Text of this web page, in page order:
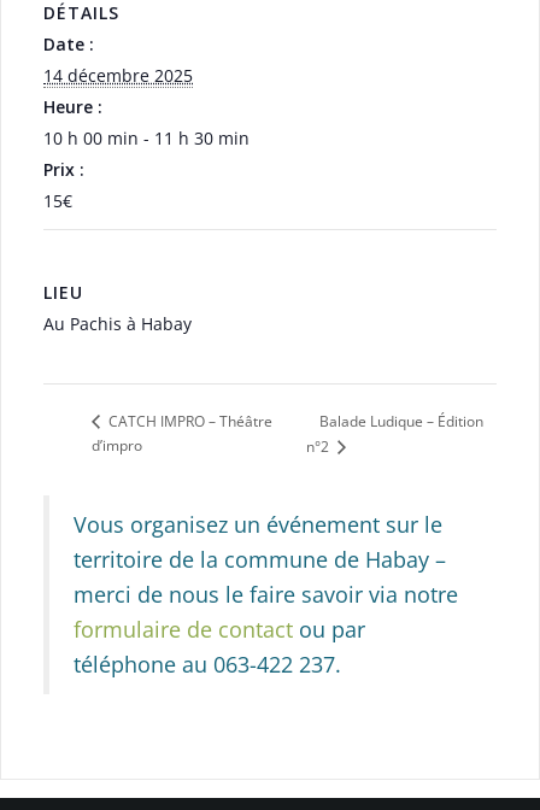
DÉTAILS
Date :
14 décembre 2025
Heure :
10 h 00 min - 11 h 30 min
Prix :
15€
LIEU
Au Pachis à Habay
CATCH IMPRO – Théâtre
d’impro
Balade Ludique – Édition
n°2
Vous organisez un événement sur le
territoire de la commune de Habay –
merci de nous le faire savoir via notre
formulaire de contact ou par
téléphone au 063-422 237.